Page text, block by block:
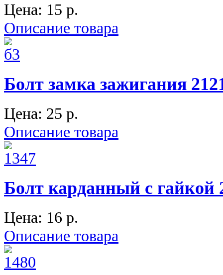
Цена: 15 p.
Описание товара
Болт замка зажигания
Цена: 25 p.
Описание товара
Болт карданный с гайкой
Цена: 16 p.
Описание товара